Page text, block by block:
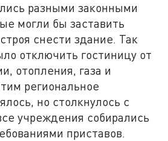
разными законными
могли бы заставить
снести здание. Так
отключить гостиницу от
отопления, газа и
региональное
но столкнулось с
учреждения собирались
приставов.